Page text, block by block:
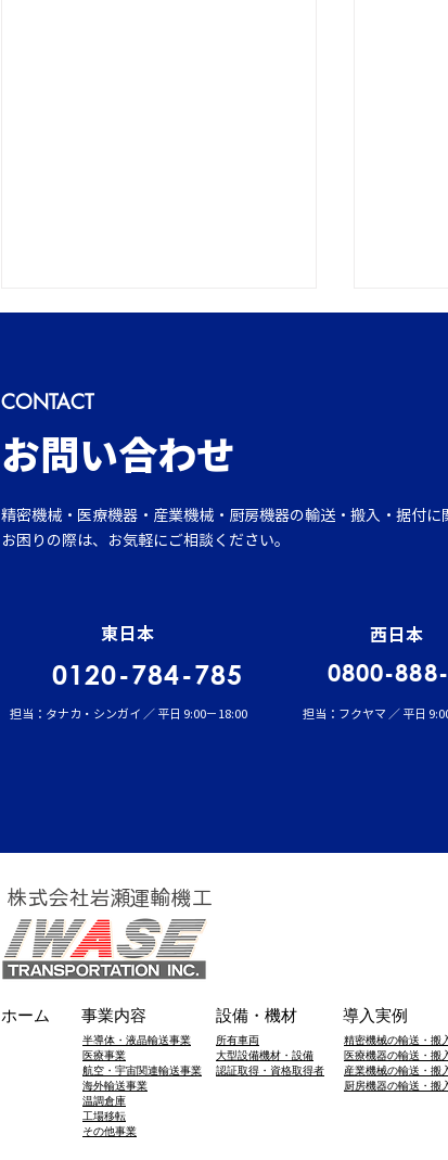
イワ
CONTACT
​お問い合わせ
精密機械・医療機器・産業機械・厨房機器の輸送・搬入・据付に
お困りの際は、お気軽にご相談ください。
東日本
0120-784-785
担当：タナカ・シンガイ ／ 平日 9:00－18:00
西日本
0800-
担当：フクヤマ ／ 平日
株式会社岩瀬運輸機工
ホーム 事業内容
半導体・液晶輸送事業
医療事業
航空・宇宙関連輸送事業
海外輸送事業
温調倉庫
工場移転
​その他事業
設備・機材
所有車両
大型設備機材・設備
​認証取得・資格取得者
導入実例
精密機械の輸送・搬
医療機器の輸送・搬
産業機械の輸送・搬
厨房機器の輸送・搬